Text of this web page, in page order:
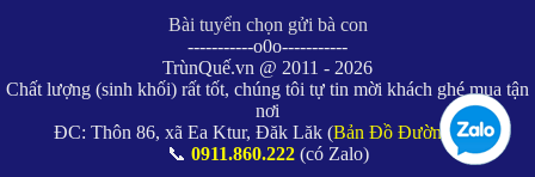
Bài tuyển chọn gửi bà con
-----------o0o-----------
TrùnQuế.vn @ 2011 - 2026
Chất lượng (sinh khối) rất tốt, chúng tôi tự tin mời khách ghé mua tận
nơi
ĐC: Thôn 86, xã Ea Ktur, Đăk Lăk (Bản Đồ Đường Đi)
📞 0911.860.222(có Zalo)